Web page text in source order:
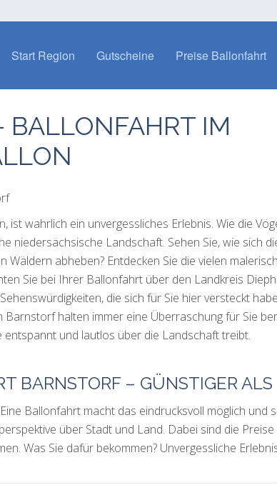
Start Region Gutscheine Preise Ballonfahrt
BALLONFAHRT IM
wahrlich ein unvergessliches Erlebnis. Wie die
niedersächsische Landschaft. Sehen Sie, wie sich
Wäldern abheben? Entdecken Sie die vielen
Sie bei Ihrer Ballonfahrt über den Landkreis
die sich für Sie hier versteckt
halten immer eine Überraschung für Sie
entspannt und lautlos über die Landschaft treibt.
BARNSTORF – GÜNSTIGER
Ballonfahrt macht das eindrucksvoll möglich und
über Stadt und Land. Dabei sind die
Was Sie dafür bekommen? Unvergessliche